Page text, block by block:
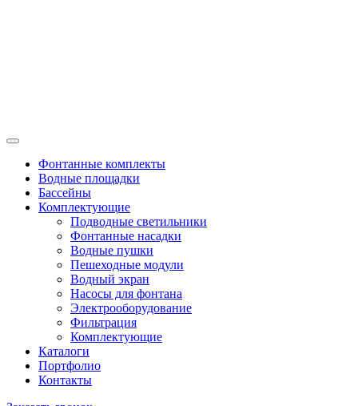
Фонтанные комплекты
Водные площадки
Бассейны
Комплектующие
Подводные светильники
Фонтанные насадки
Водные пушки
Пешеходные модули
Водный экран
Насосы для фонтана
Электрооборудование
Фильтрация
Комплектующие
Каталоги
Портфолио
Контакты